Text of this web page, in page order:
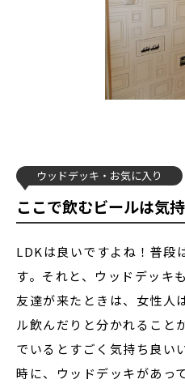
ウッドデッキ お気に入り
ここで飲むビールは気
LDKは良いですよね！普段
す。それと、ウッドデッキ
友達が来たときは、女性人
ル飲んだりと分かれること
でいるとすごく気持ち良い
時に、ウッドデッキがあっ